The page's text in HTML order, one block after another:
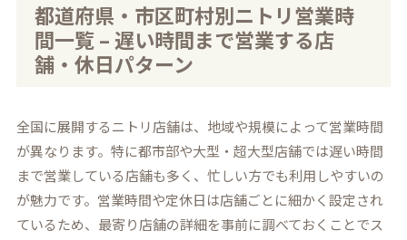
都道府県・市区町村別ニトリ営業時
間一覧 – 遅い時間まで営業する店
舗・休日パターン
全国に展開するニトリ店舗は、地域や規模によって営業時間
が異なります。特に都市部や大型・超大型店舗では遅い時間
まで営業している店舗も多く、忙しい方でも利用しやすいの
が魅力です。営業時間や定休日は店舗ごとに細かく設定され
ているため、最寄り店舗の詳細を事前に調べておくことでス